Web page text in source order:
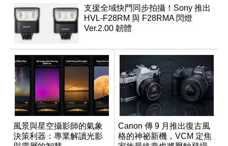
支援全域快門同步拍攝！Sony 推出
HVL-F28RM 與 F28RMA 閃燈
Ver.2.00 韌體
風景與星空攝影師的氣象
決策利器：專業解讀光影
Canon 傳 9 月推出復古風
格的神祕新機，VCM 定焦